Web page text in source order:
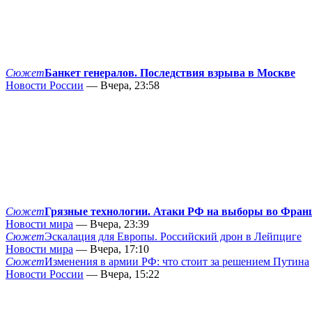
СюжетБанкет генералов. Последствия взрыва в Москве
Новости России — Вчера, 23:58
СюжетГрязные технологии. Атаки РФ на выборы во
Новости мира — Вчера, 23:39
СюжетЭскалация для Европы. Российский дрон в Лейпциге
Новости мира — Вчера, 17:10
СюжетИзменения в армии РФ: что стоит за решением Путина
Новости России — Вчера, 15:22